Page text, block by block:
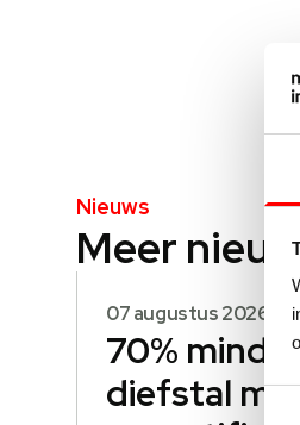
Nieuws
Meer
07 augustus 2026
70%
diefstal